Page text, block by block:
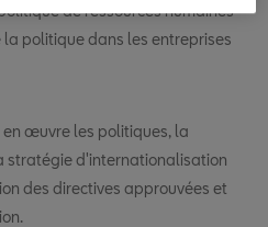
de ressources humaines
politique dans les entreprises
en œuvre les politiques, la
stratégie d'internationalisation
des directives approuvées et